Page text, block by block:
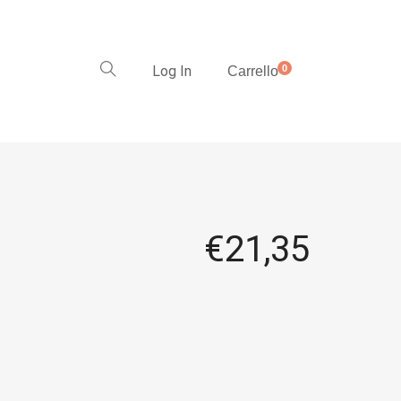
Log In Carrello0
€21,35